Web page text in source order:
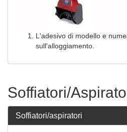
L'adesivo di modello e
sull'alloggiamento.
Soffiatori/
Soffiatori/aspiratori